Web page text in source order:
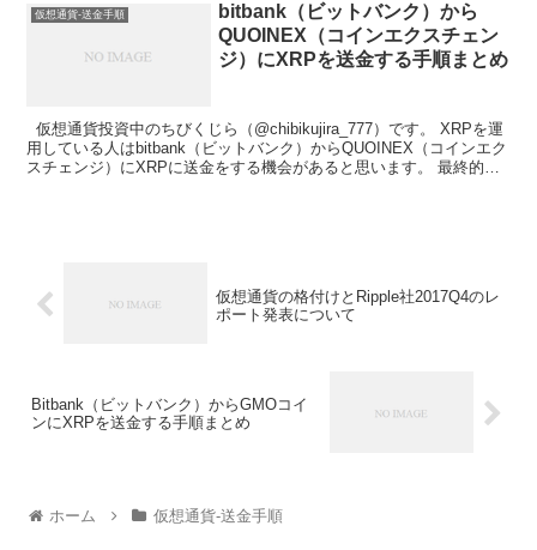
仮想通貨-送金手順
bitbank（ビットバンク）から
QUOINEX（コインエクスチェン
ジ）にXRPを送金する手順まとめ
仮想通貨投資中のちびくじら（@chibikujira_777）です。 XRPを運
用している人はbitbank（ビットバンク）からQUOINEX（コインエク
スチェンジ）にXRPに送金をする機会があると思います。 最終的に
仮想通貨の格付けとRipple社2017Q4のレ
ポート発表について
Bitbank（ビットバンク）からGMOコイ
ンにXRPを送金する手順まとめ
ホーム 仮想通貨-送金手順